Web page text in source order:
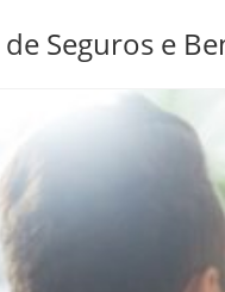
Seguros e